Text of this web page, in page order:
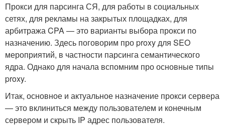
Прокси для парсинга СЯ, для работы в социальных
сетях, для рекламы на закрытых площадках, для
арбитража CPA — это варианты выбора прокси по
назначению. Здесь поговорим про proxy для SEO
мероприятий, в частности парсинга семантического
ядра. Однако для начала вспомним про основные типы
proxy.
Итак, основное и актуальное назначение прокси сервера
— это вклиниться между пользователем и конечным
сервером и скрыть IP адрес пользователя.